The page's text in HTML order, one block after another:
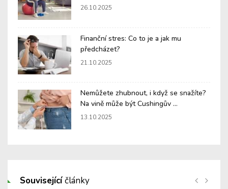
26.10.2025
Finanční stres: Co to je a jak mu
předcházet?
21.10.2025
Nemůžete zhubnout, i když se snažíte?
Na vině může být Cushingův ...
13.10.2025
Souvisejícíčlánky